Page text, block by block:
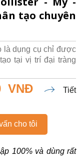
tạo chuyên
là dụng cụ chỉ được
tại vị trí đại tràng
VNĐ
Tiết
cho tôi
100% và dùng rất